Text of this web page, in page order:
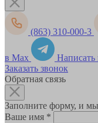
(863) 310-000-3
в Max
Написать
Заказать звонок
Обратная связь
Заполните форму, и
Ваше имя *